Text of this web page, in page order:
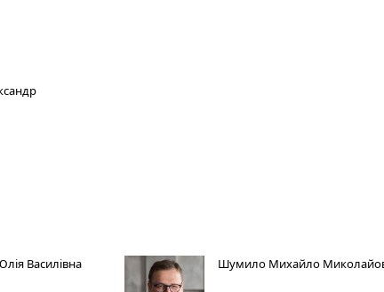
Василівна Шумило Михайло